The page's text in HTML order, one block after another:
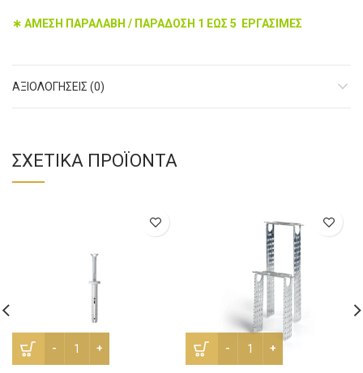
∗ ΑΜΕΣΗ ΠΑΡΑΛΑΒΗ / ΠΑΡΑΔΟΣΗ 1 ΕΩΣ 5 ΕΡΓΑΣΙΜΕΣ
ΑΞΙΟΛΟΓΉΣΕΙΣ (0)
ΣΧΕΤΙΚΆ ΠΡΟΪΌΝΤΑ
Bύσμα Καρφωτό 6x60 / 100 τεμάχια ποσότηταΆμεση Ανάρτηση Π 12cm